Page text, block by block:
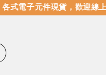
式電子元件現貨，歡迎線上